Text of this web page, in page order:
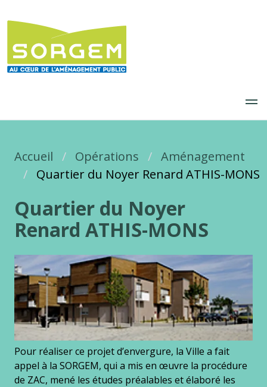
au
principal
Fil d'Ariane
Accueil Opérations
Aménagement
Quartier du Noyer Renard ATHIS-MONS
Quartier du Noyer
Renard ATHIS-MONS
Pour réaliser ce projet d’envergure, la Ville a fait
appel à la SORGEM, qui a mis en œuvre la procédure
de ZAC, mené les études préalables et élaboré les